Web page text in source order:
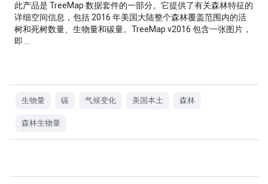
此产品是 TreeMap 数据套件的一部分。它提供了有关森林特征的
详细空间信息，包括 2016 年美国大陆整个森林覆盖范围内的活
树和死树数量、生物量和碳量。TreeMap v2016 包含一张图片，
即 …
生物量 碳 气候变化 美国本土 森林
森林生物量